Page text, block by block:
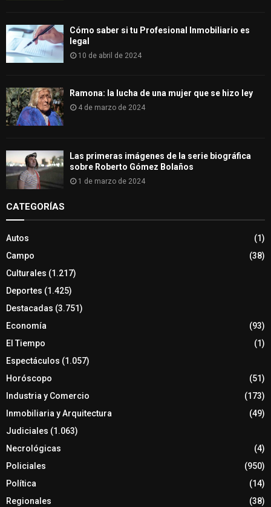
Cómo saber si tu Profesional Inmobiliario es
legal
10 de abril de 2024
Ramona: la lucha de una mujer que se hizo ley
4 de marzo de 2024
Las primeras imágenes de la serie biográfica
sobre Roberto Gómez Bolaños
1 de marzo de 2024
CATEGORÍAS
Autos
(1)
Campo
(38)
Culturales (1.217)
Deportes (1.425)
Destacadas (3.751)
Economía
(93)
El Tiempo
(1)
Espectáculos (1.057)
Horóscopo
(51)
Industria y Comercio
(173)
Inmobiliaria y Arquitectura
(49)
Judiciales (1.063)
Necrológicas
(4)
Policiales
(950)
Política
(14)
Regionales
(38)